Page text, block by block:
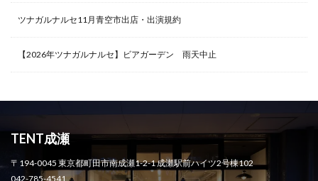
ツナガルナルセ11月青空市出店・出演規約
【2026年ツナガルナルセ】ビアガーデン 雨天中止
TENT成瀬
〒194-0045 東京都町田市南成瀬1-2-1 成瀬駅前ハイツ2号棟102
042-785-4541